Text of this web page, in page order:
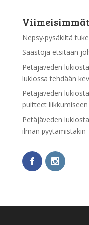
Nepsy-pysäkiltä
Säästöjä etsitään
Petäjäveden
lukiossa tehdään
Petäjäveden
puitteet liikkumiseen
Petäjäveden
ilman pyytämistäkin